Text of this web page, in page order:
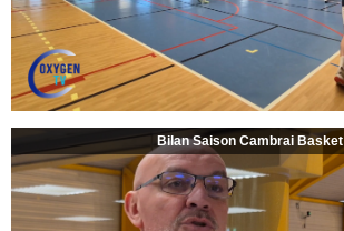
Bilan Saison Cambrai Basket